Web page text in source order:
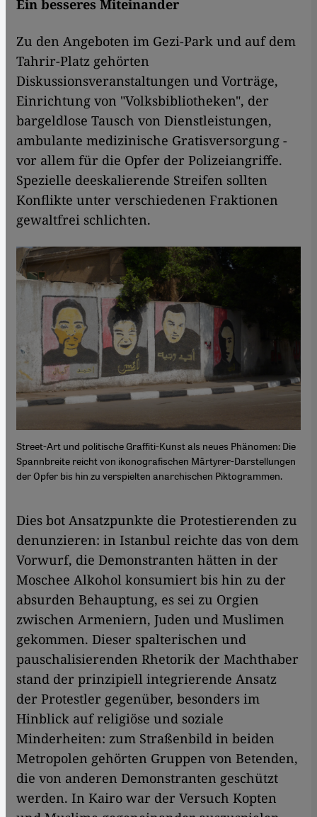
Ein besseres Miteinander
Zu den Angeboten im Gezi-Park und auf dem
Tahrir-Platz gehörten
Diskussionsveranstaltungen und Vorträge,
Einrichtung von "Volksbibliotheken", der
bargeldlose Tausch von Dienstleistungen,
ambulante medizinische Gratisversorgung -
vor allem für die Opfer der Polizeiangriffe.
Spezielle deeskalierende Streifen sollten
Konflikte unter verschiedenen Fraktionen
gewaltfrei schlichten.
Street-Art und politische Graffiti-Kunst als neues Phänomen: Die
Spannbreite reicht von ikonografischen Märtyrer-Darstellungen
der Opfer bis hin zu verspielten anarchischen Piktogrammen.
Dies bot Ansatzpunkte die Protestierenden zu
denunzieren: in Istanbul reichte das von dem
Vorwurf, die Demonstranten hätten in der
Moschee Alkohol konsumiert bis hin zu der
absurden Behauptung, es sei zu Orgien
zwischen Armeniern, Juden und Muslimen
gekommen. Dieser spalterischen und
pauschalisierenden Rhetorik der Machthaber
stand der prinzipiell integrierende Ansatz
der Protestler gegenüber, besonders im
Hinblick auf religiöse und soziale
Minderheiten: zum Straßenbild in beiden
Metropolen gehörten Gruppen von Betenden,
die von anderen Demonstranten geschützt
werden. In Kairo war der Versuch Kopten